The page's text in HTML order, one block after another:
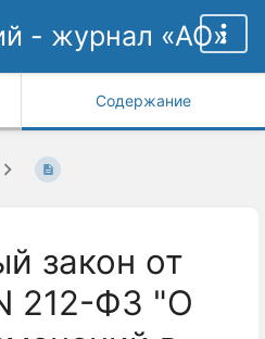
- журнал «АО»
Содержание
закон от
212-ФЗ "О